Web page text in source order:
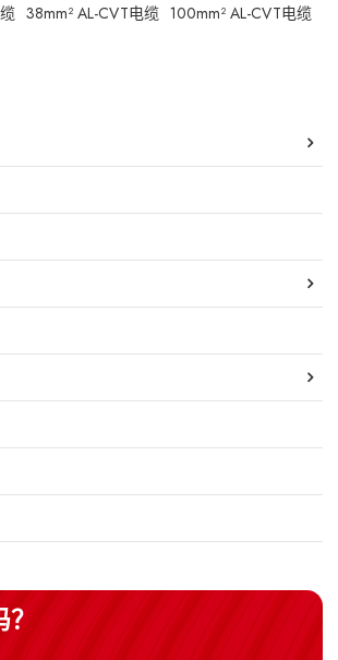
38mm² AL-CVT电缆 100mm² AL-CVT电缆